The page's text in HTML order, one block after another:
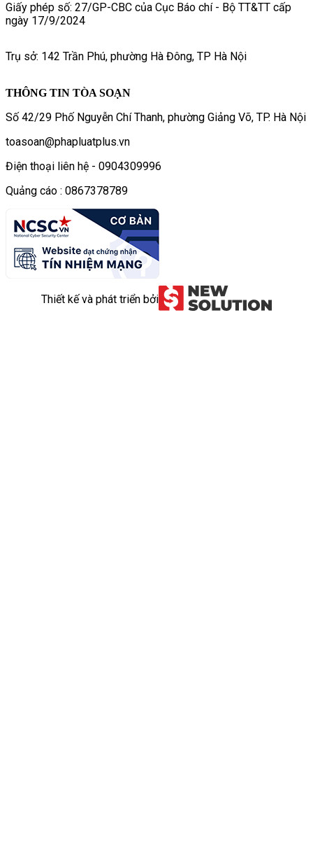
Giấy phép số: 27/GP-CBC của Cục Báo chí - Bộ TT&TT cấp
ngày 17/9/2024
Trụ sở: 142 Trần Phú, phường Hà Đông, TP Hà Nội
THÔNG TIN TÒA SOẠN
Số 42/29 Phố Nguyễn Chí Thanh, phường Giảng Võ, TP. Hà Nội
toasoan@phapluatplus.vn
Điện thoại liên hệ - 0904309996
Quảng cáo : 0867378789
Thiết kế và phát triển bởi